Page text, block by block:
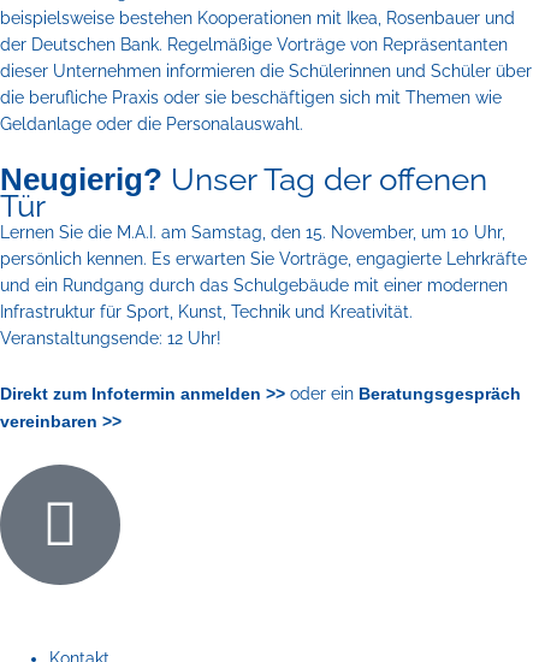
beispielsweise bestehen Kooperationen mit Ikea, Rosenbauer und
der Deutschen Bank. Regelmäßige Vorträge von Repräsentanten
dieser Unternehmen informieren die Schülerinnen und Schüler über
die berufliche Praxis oder sie beschäftigen sich mit Themen wie
Geldanlage oder die Personalauswahl.
Neugierig? Unser Tag der offenen
Tür
Lernen Sie die M.A.I. am Samstag, den 15. November, um 10 Uhr,
persönlich kennen. Es erwarten Sie Vorträge, engagierte Lehrkräfte
und ein Rundgang durch das Schulgebäude mit einer modernen
Infrastruktur für Sport, Kunst, Technik und Kreativität.
Veranstaltungsende: 12 Uhr!
Direkt zum Infotermin anmelden >> oder ein Beratungsgespräch
vereinbaren >>
Kontakt